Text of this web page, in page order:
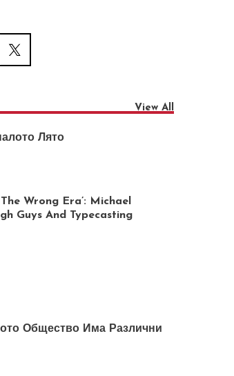
View All
Лято
Wrong Era’: Michael
Guys And Typecasting
Общество Има Различни